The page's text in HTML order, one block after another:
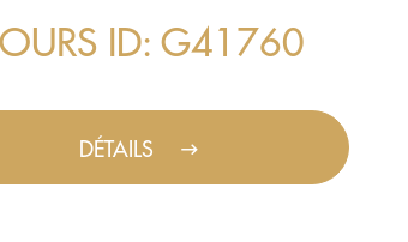
ID: G41760
DÉTAILS